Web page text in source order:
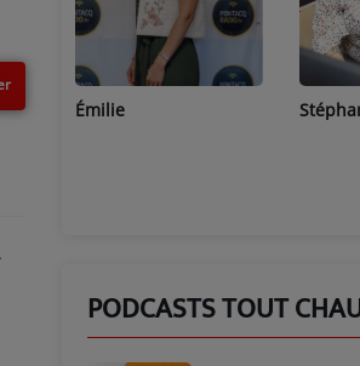
Stéphanie Jean-
PODCASTS TOUT